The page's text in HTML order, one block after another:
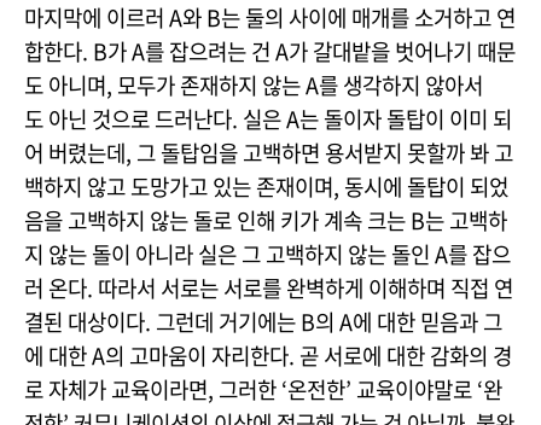
마지막에 이르러 A와 B는 둘의 사이에 매개를 소거하고 연
합한다. B가 A를 잡으려는 건 A가 갈대밭을 벗어나기 때문
도 아니며, 모두가 존재하지 않는 A를 생각하지 않아서
도 아닌 것으로 드러난다. 실은 A는 돌이자 돌탑이 이미 되
어 버렸는데, 그 돌탑임을 고백하면 용서받지 못할까 봐 고
백하지 않고 도망가고 있는 존재이며, 동시에 돌탑이 되었
음을 고백하지 않는 돌로 인해 키가 계속 크는 B는 고백하
지 않는 돌이 아니라 실은 그 고백하지 않는 돌인 A를 잡으
러 온다. 따라서 서로는 서로를 완벽하게 이해하며 직접 연
결된 대상이다. 그런데 거기에는 B의 A에 대한 믿음과 그
에 대한 A의 고마움이 자리한다. 곧 서로에 대한 감화의 경
로 자체가 교육이라면, 그러한 ‘온전한’ 교육이야말로 ‘완